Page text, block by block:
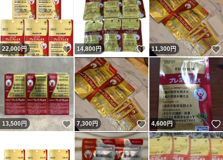
22,000円 いいね！
14,800円 いいね！
11,300円
13,500円 いいね！
7,300円 いいね！
4,600円